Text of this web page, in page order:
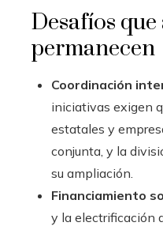
Desafíos
permanecen
Coordinación
iniciativas exigen
estatales y
conjunta, y la
su ampliación.
Financiamiento
y la electrificación